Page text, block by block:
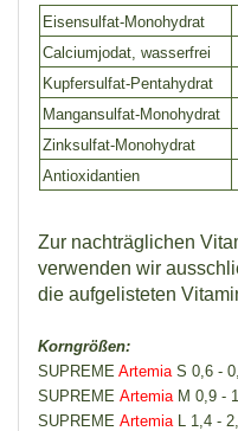
Eisensulfat-Monohydrat
Calciumjodat, wasserfrei
Kupfersulfat-Pentahydrat
Mangansulfat-Monohydrat
Zinksulfat-Monohydrat
Antioxidantien
Zur nachträglichen
verwenden wir
die aufgelisteten
Korngrößen:
SUPREME Artemia S 0,6 -
SUPREME Artemia M 0,9 -
SUPREME Artemia L 1,4 -